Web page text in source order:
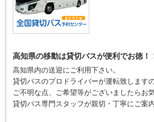
高知県の移動は貸切バスが便利でお徳！
高知県内の送迎にご利用下さい。
貸切バスのプロドライバーが運転致します
ご不明な点、ご希望等がございましたらお
貸切バス専門スタッフが親切・丁寧にご案